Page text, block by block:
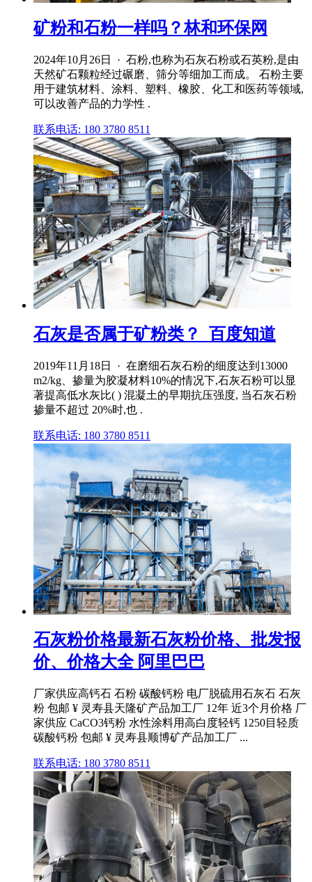
矿粉和石粉一样吗？林和环保网
2024年10月26日 · 石粉,也称为石灰石粉或石英粉,是由
天然矿石颗粒经过碾磨、筛分等细加工而成。 石粉主要
用于建筑材料、涂料、塑料、橡胶、化工和医药等领域,
可以改善产品的力学性 .
联系电话: 180 3780 8511
石灰是否属于矿粉类？_百度知道
2019年11月18日 · 在磨细石灰石粉的细度达到13000
m2/kg、掺量为胶凝材料10%的情况下,石灰石粉可以显
著提高低水灰比( ) 混凝土的早期抗压强度, 当石灰石粉
掺量不超过 20%时,也 .
联系电话: 180 3780 8511
石灰粉价格最新石灰粉价格、批发报
价、价格大全 阿里巴巴
厂家供应高钙石 石粉 碳酸钙粉 电厂脱硫用石灰石 石灰
粉 包邮 ¥ 灵寿县天隆矿产品加工厂 12年 近3个月价格 厂
家供应 CaCO3钙粉 水性涂料用高白度轻钙 1250目轻质
碳酸钙粉 包邮 ¥ 灵寿县顺博矿产品加工厂 ...
联系电话: 180 3780 8511